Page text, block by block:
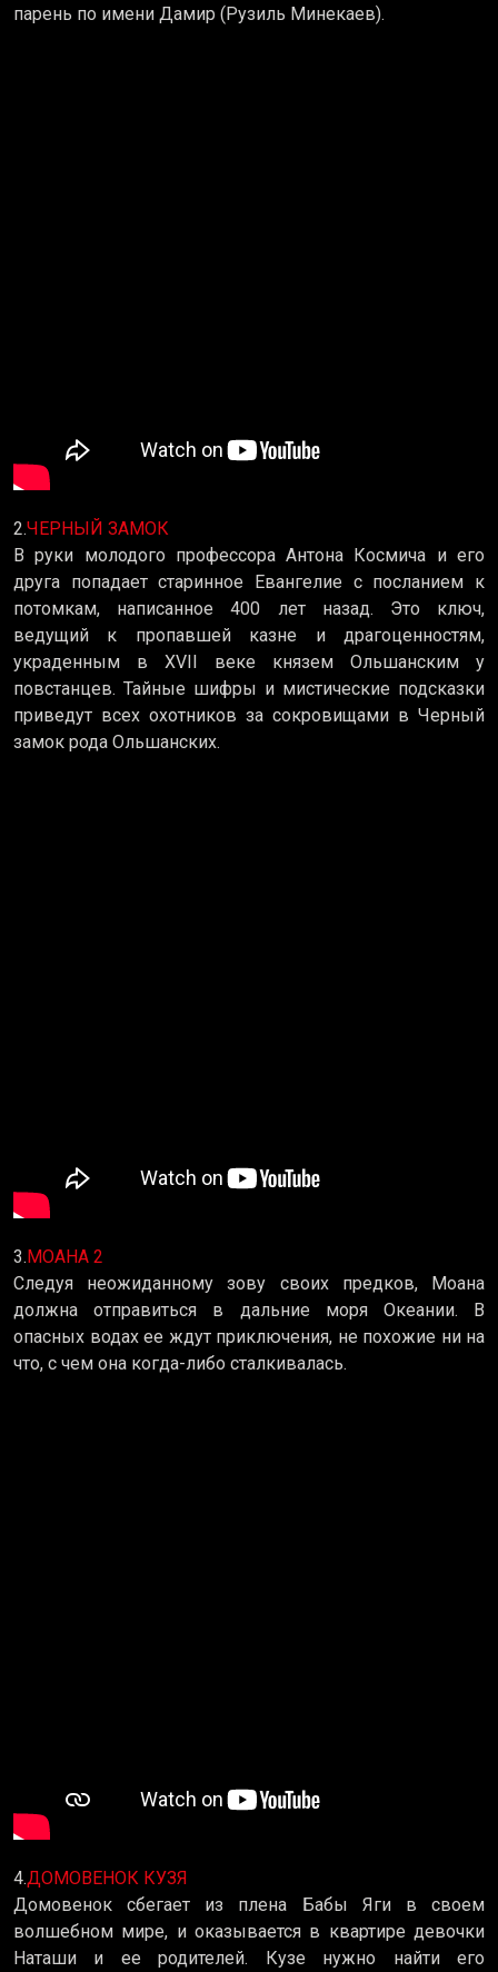
парень по имени Дамир (Рузиль Минекаев).
2.ЧЕРНЫЙ ЗАМОК
В руки молодого профессора Антона Космича и его
друга попадает старинное Евангелие с посланием к
потомкам, написанное 400 лет назад. Это ключ,
ведущий к пропавшей казне и драгоценностям,
украденным в XVII веке князем Ольшанским у
повстанцев. Тайные шифры и мистические подсказки
приведут всех охотников за сокровищами в Черный
замок рода Ольшанских.
3. МОАНА 2
Следуя неожиданному зову своих предков, Моана
должна отправиться в дальние моря Океании. В
опасных водах ее ждут приключения, не похожие ни на
что, с чем она когда-либо сталкивалась.
4.ДОМОВЕНОК КУЗЯ
Домовенок сбегает из плена Бабы Яги в своем
волшебном мире, и оказывается в квартире девочки
Наташи и ее родителей. Кузе нужно найти его